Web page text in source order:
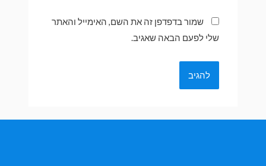
שמור בדפדפן זה את השם, האימייל והאתר
שלי לפעם הבאה שאגיב.